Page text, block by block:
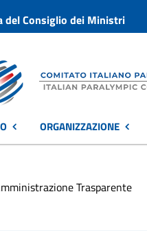
del Consiglio dei Ministri
ORGANIZZAZIONE
Trasparente